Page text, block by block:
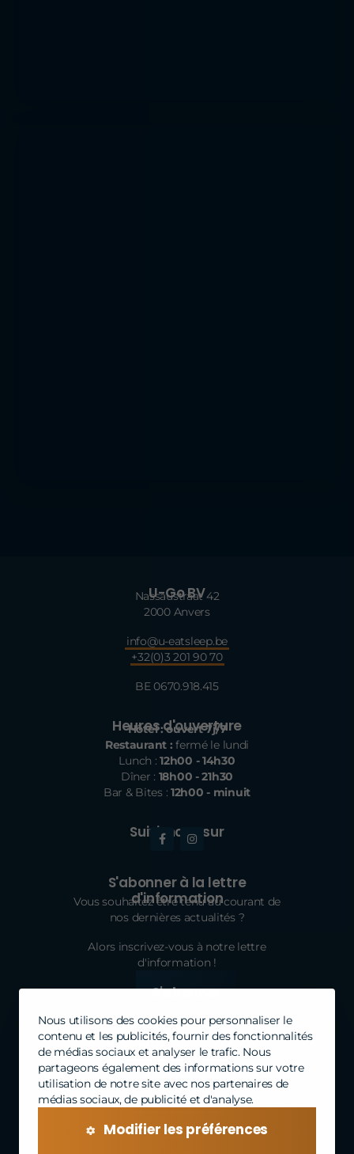
Nous utilisons des cookies pour personnaliser le
contenu et les publicités, fournir des fonctionnalités
de médias sociaux et analyser le trafic. Nous
partageons également des informations sur votre
utilisation de notre site avec nos partenaires de
médias sociaux, de publicité et d'analyse.
Modifier les préférences
U-Go BV
Nassaustraat 42
2000 Anvers
info@u-eatsleep.be
+32(0)3 201 90 70
BE 0670.918.415
Heures d'ouverture
Hôtel : ouvert 7j/7
Restaurant : fermé le lundi
Lunch :12h00 - 14h30
Dîner : 18h00 - 21h30
Bar & Bites : 12h00 - minuit
Suivi-nous sur
S'abonner à la lettre
d'information
Vous souhaitez être tenu au courant de
nos dernières actualités ?
Alors inscrivez-vous à notre lettre
d'information !
S'abonner
Plan du site
A propos de nous
Offre
Chèque-cadeau
Menu